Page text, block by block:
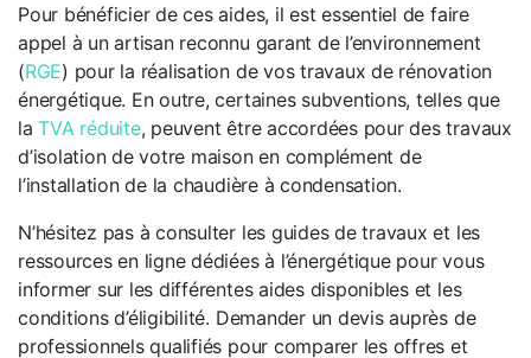
Pour bénéficier de ces aides, il est essentiel de faire
appel à un artisan reconnu garant de l’environnement
(RGE) pour la réalisation de vos travaux de rénovation
énergétique. En outre, certaines subventions, telles que
laTVA réduite, peuvent être accordées pour des travaux
d’isolation de votre maison en complément de
l’installation de la chaudière à condensation.
N’hésitez pas à consulter les guides de travaux et les
ressources en ligne dédiées à l’énergétique pour vous
informer sur les différentes aides disponibles et les
conditions d’éligibilité. Demander un devis auprès de
professionnels qualifiés pour comparer les offres et